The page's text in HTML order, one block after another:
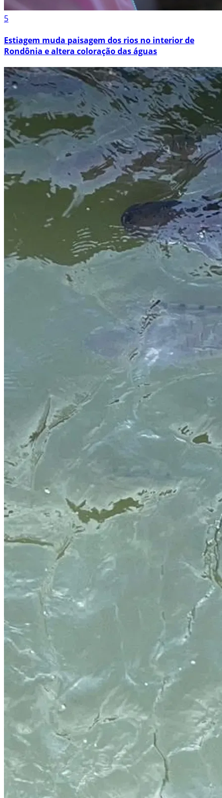
5
Estiagem muda paisagem dos rios no interior de
Rondônia e altera coloração das águas